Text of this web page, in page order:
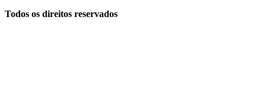
Todos os direitos reservados